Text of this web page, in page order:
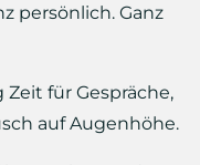
persönlich. Ganz
für Gespräche,
auf Augenhöhe.